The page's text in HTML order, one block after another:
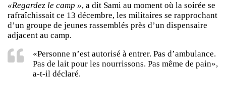
«Regardez le camp », a dit Sami au moment où la soirée se
rafraîchissait ce 13 décembre, les militaires se rapprochant
d’un groupe de jeunes rassemblés près d’un dispensaire
adjacent au camp.
«Personne n’est autorisé à entrer. Pas d’ambulance.
Pas de lait pour les nourrissons. Pas même de pain»,
a-t-il déclaré.